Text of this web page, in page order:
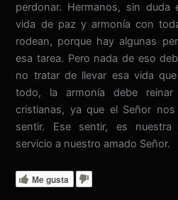
perdonar. Hermanos, sin duda
vida de paz y armonía con
rodean, porque hay algunas
esa tarea. Pero nada de eso
no tratar de llevar esa vida
todo, la armonía debe reinar
cristianas, ya que el Señor
sentir. Ese sentir, es nuestra
servicio a nuestro amado Señor.
Me gusta